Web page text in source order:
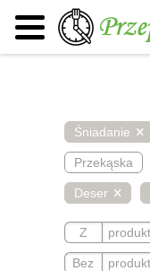
Śniadanie
Przekąska
Deser
Z
Bez